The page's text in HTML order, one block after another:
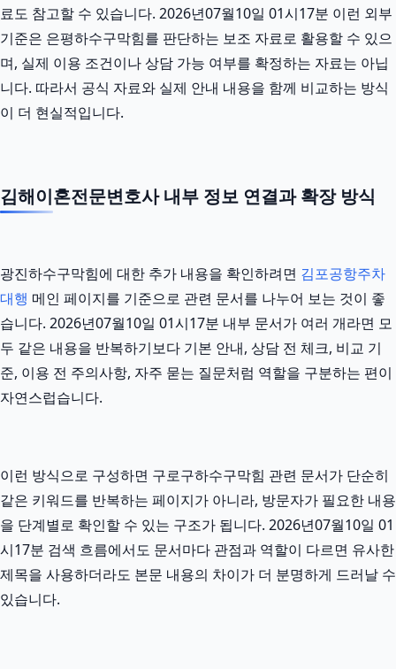
료도 참고할 수 있습니다. 2026년07월10일 01시17분 이런 외부
기준은 은평하수구막힘를 판단하는 보조 자료로 활용할 수 있으
며, 실제 이용 조건이나 상담 가능 여부를 확정하는 자료는 아닙
니다. 따라서 공식 자료와 실제 안내 내용을 함께 비교하는 방식
이 더 현실적입니다.
김해이혼전문변호사 내부 정보 연결과 확장 방식
광진하수구막힘에 대한 추가 내용을 확인하려면 김포공항주차
대행 메인 페이지를 기준으로 관련 문서를 나누어 보는 것이 좋
습니다. 2026년07월10일 01시17분 내부 문서가 여러 개라면 모
두 같은 내용을 반복하기보다 기본 안내, 상담 전 체크, 비교 기
준, 이용 전 주의사항, 자주 묻는 질문처럼 역할을 구분하는 편이
자연스럽습니다.
이런 방식으로 구성하면 구로구하수구막힘 관련 문서가 단순히
같은 키워드를 반복하는 페이지가 아니라, 방문자가 필요한 내용
을 단계별로 확인할 수 있는 구조가 됩니다. 2026년07월10일 01
시17분 검색 흐름에서도 문서마다 관점과 역할이 다르면 유사한
제목을 사용하더라도 본문 내용의 차이가 더 분명하게 드러날 수
있습니다.